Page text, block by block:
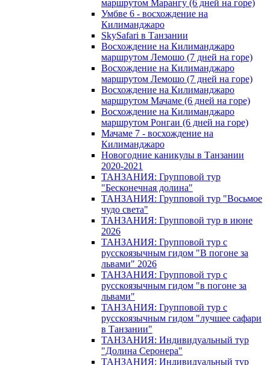
маршрутом Марангу (6 дней на горе)
Умбве 6 - восхождение на
Килиманджаро
SkySafari в Танзании
Восхождение на Килиманджаро
маршрутом Лемошо (7 дней на горе)
Восхождение на Килиманджаро
маршрутом Лемошо (7 дней на горе)
Восхождение на Килиманджаро
маршрутом Мачаме (6 дней на горе)
Восхождение на Килиманджаро
маршрутом Ронгаи (6 дней на горе)
Мачаме 7 - восхождение на
Килиманджаро
Новогодние каникулы в Танзании
2020-2021
ТАНЗАНИЯ: Групповой тур
"Бесконечная долина"
ТАНЗАНИЯ: Групповой тур "Восьмое
чудо света"
ТАНЗАНИЯ: Групповой тур в июне
2026
ТАНЗАНИЯ: Групповой тур с
русскоязычным гидом "В погоне за
львами" 2026
ТАНЗАНИЯ: Групповой тур с
русскоязычным гидом "в погоне за
львами"
ТАНЗАНИЯ: Групповой тур с
русскоязычным гидом "лучшее сафари
в Танзании"
ТАНЗАНИЯ: Индивидуальный тур
"Долина Серонера"
ТАНЗАНИЯ: Индивидуальный тур